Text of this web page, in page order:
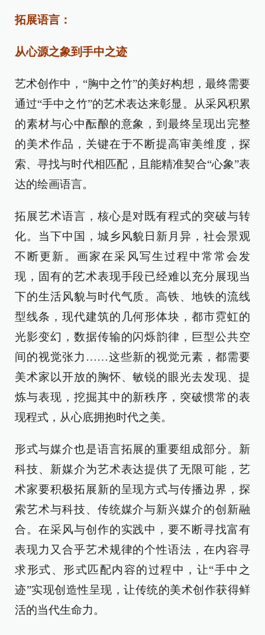
拓展语言：
从心源之象到手中之迹
艺术创作中，“胸中之竹”的美好构想，最终需要
通过“手中之竹”的艺术表达来彰显。从采风积累
的素材与心中酝酿的意象，到最终呈现出完整
的美术作品，关键在于不断提高审美维度，探
索、寻找与时代相匹配，且能精准契合“心象”表
达的绘画语言。
拓展艺术语言，核心是对既有程式的突破与转
化。当下中国，城乡风貌日新月异，社会景观
不断更新。画家在采风写生过程中常常会发
现，固有的艺术表现手段已经难以充分展现当
下的生活风貌与时代气质。高铁、地铁的流线
型线条，现代建筑的几何形体块，都市霓虹的
光影变幻，数据传输的闪烁韵律，巨型公共空
间的视觉张力……这些新的视觉元素，都需要
美术家以开放的胸怀、敏锐的眼光去发现、提
炼与表现，挖掘其中的新秩序，突破惯常的表
现程式，从心底拥抱时代之美。
形式与媒介也是语言拓展的重要组成部分。新
科技、新媒介为艺术表达提供了无限可能，艺
术家要积极拓展新的呈现方式与传播边界，探
索艺术与科技、传统媒介与新兴媒介的创新融
合。在采风与创作的实践中，要不断寻找富有
表现力又合乎艺术规律的个性语法，在内容寻
求形式、形式匹配内容的过程中，让“手中之
迹”实现创造性呈现，让传统的美术创作获得鲜
活的当代生命力。